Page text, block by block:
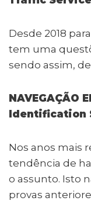
Desde 2018
tem uma
sendo assim,
NAVEGAÇÃO
Identification
Nos anos mais
tendência de
o assunto. Isto
provas